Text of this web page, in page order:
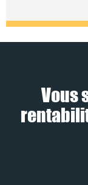
Vous